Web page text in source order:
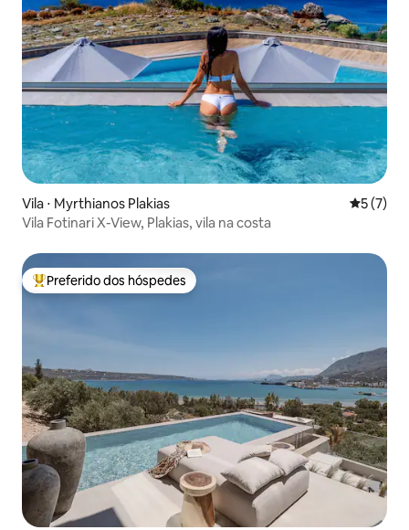
Vila ⋅ Myrthianos Plakias 5 de
5 (7)
Vila Fotinari X-View, Plakias, vila na costa
Entre os melhores preferidos dos hóspedes
Preferido dos hóspedes